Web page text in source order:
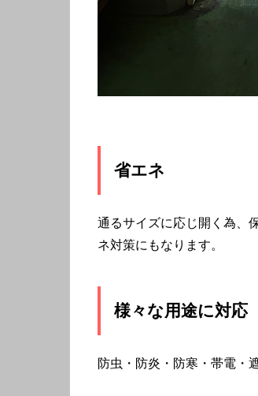
省エネ
通るサイズに応じ開く為、
ネ対策にもなります。
様々な用途に対応
防虫・防炎・防寒・帯電・